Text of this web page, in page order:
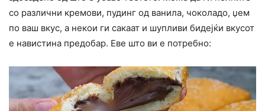
со различни кремови, пудинг од ванила, чоколадо, џем
по ваш вкус, а некои ги сакаат и шупливи бидејќи вкусот
е навистина предобар. Еве што ви е потребно: